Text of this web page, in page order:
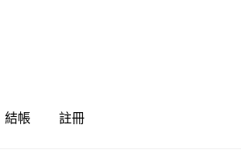
結帳 註冊